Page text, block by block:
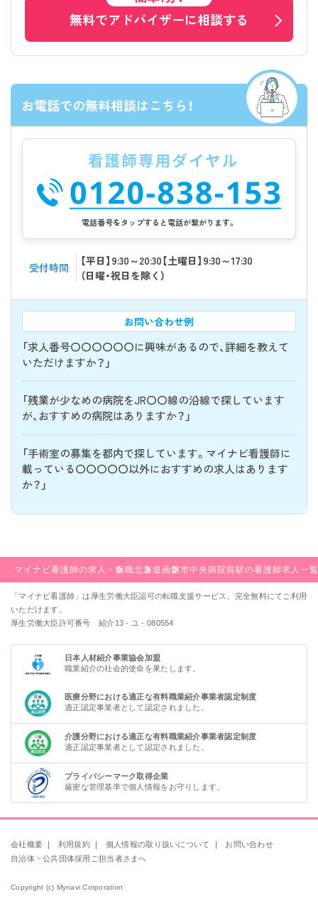
無料でアドバイザーに相談する
お電話での無料相談はこちら！
電話番号をタップすると電話が繋がります。
受付時間
【平日】9:30～20:30【土曜日】9:30～17:30
（日曜・祝日を除く）
お問い合わせ例
「求人番号〇〇〇〇〇〇に興味があるので、詳細を教えて
いただけますか？」
「残業が少なめの病院をJR〇〇線の沿線で探しています
が、おすすめの病院はありますか？」
「手術室の募集を都内で探しています。マイナビ看護師に
載っている〇〇〇〇〇以外におすすめの求人はあります
か？」
マイナビ看護師の求人・転職北海道函館市中央病院前駅の看護師求人一覧
「マイナビ看護師」は厚生労働大臣認可の転職支援サービス。完全無料にてご利用
いただけます。
厚生労働大臣許可番号 紹介13 - ユ - 080554
日本人材紹介事業協会加盟
職業紹介の社会的使命を果たします。
医療分野における適正な有料職業紹介事業者認定制度
適正認定事業者として認定されました。
介護分野における適正な有料職業紹介事業者認定制度
適正認定事業者として認定されました。
プライバシーマーク取得企業
厳密な管理基準で個人情報をお守りします。
会社概要 利用規約 個人情報の取り扱いについて
お問い合わせ
自治体・公共団体採用ご担当者さまへ
Copyright (c) Mynavi Corporation